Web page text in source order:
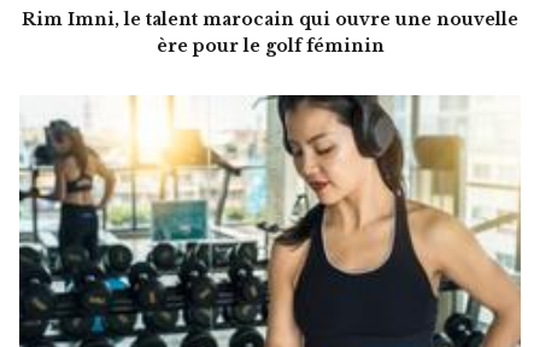
Rim Imni, le talent marocain qui ouvre une nouvelle
ère pour le golf féminin